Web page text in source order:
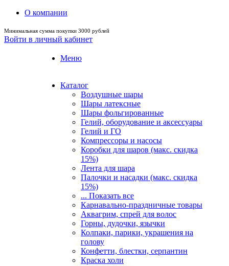
О компании
Минимальная сумма покупки 3000 рублей
Войти в личный кабинет
Меню
Каталог
Воздушные шары
Шары латексные
Шары фольгированные
Гелий, оборудование и аксессуары
Гелий и ГО
Компрессоры и насосы
Коробки для шаров (макс. скидка
15%)
Лента для шара
Палочки и насадки (макс. скидка
15%)
... Показать все
Карнавально-праздничные товары
Аквагрим, спрей для волос
Горны, дудочки, язычки
Колпаки, парики, украшения на
голову
Конфетти, блестки, серпантин
Краска холи